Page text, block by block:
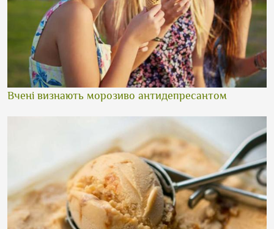
Вчені визнають морозиво антидепресантом